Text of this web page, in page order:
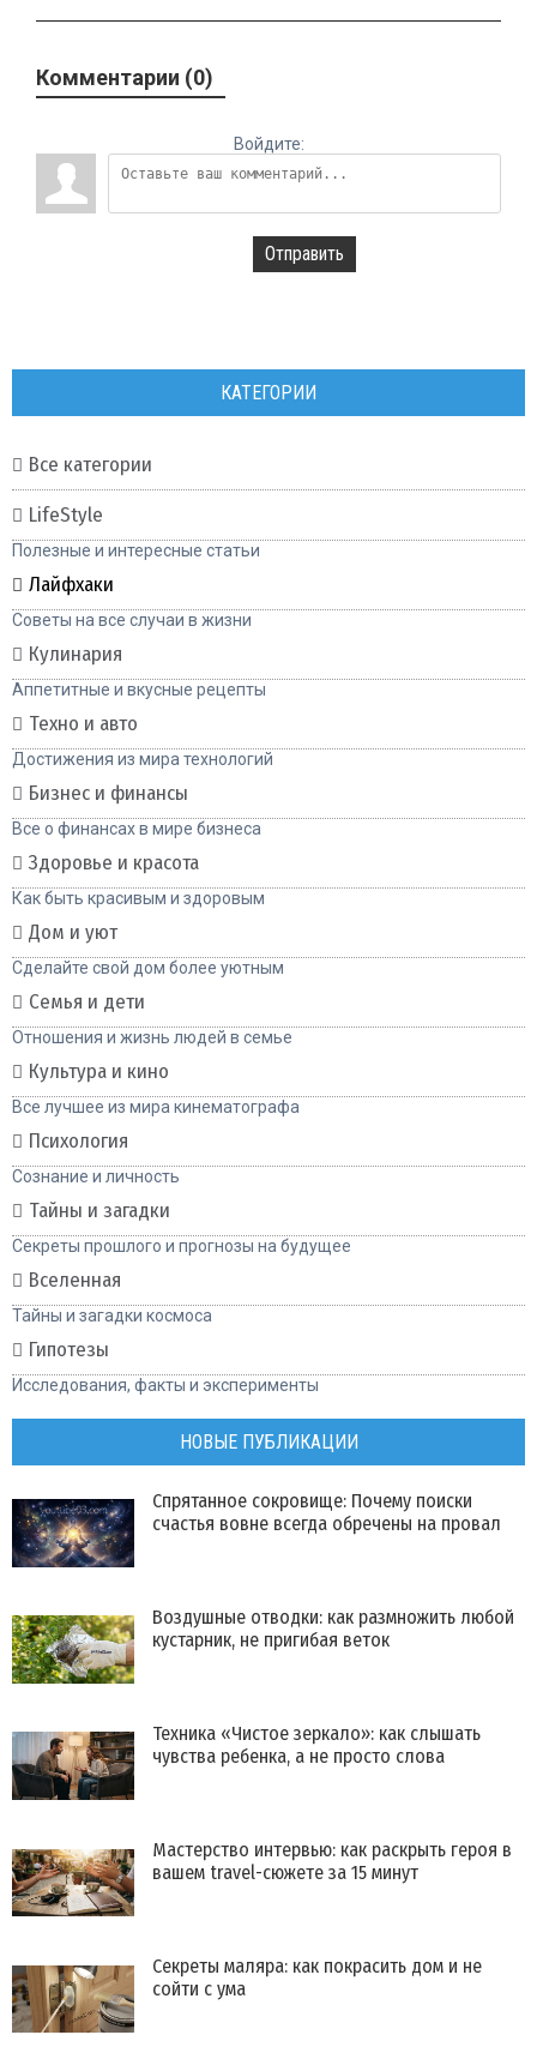
Комментарии (0)
Войдите:
Отправить
КАТЕГОРИИ
Все категории
LifeStyle
Полезные и интересные статьи
Лайфхаки
Советы на все случаи в жизни
Кулинария
Аппетитные и вкусные рецепты
Техно и авто
Достижения из мира технологий
Бизнес и финансы
Все о финансах в мире бизнеса
Здоровье и красота
Как быть красивым и здоровым
Дом и уют
Сделайте свой дом более уютным
Семья и дети
Отношения и жизнь людей в семье
Культура и кино
Все лучшее из мира кинематографа
Психология
Сознание и личность
Тайны и загадки
Секреты прошлого и прогнозы на будущее
Вселенная
Тайны и загадки космоса
Гипотезы
Исследования, факты и эксперименты
НОВЫЕ ПУБЛИКАЦИИ
Спрятанное сокровище: Почему поиски
счастья вовне всегда обречены на провал
Воздушные отводки: как размножить любой
кустарник, не пригибая веток
Техника «Чистое зеркало»: как слышать
чувства ребенка, а не просто слова
Мастерство интервью: как раскрыть героя в
вашем travel-сюжете за 15 минут
Секреты маляра: как покрасить дом и не
сойти с ума